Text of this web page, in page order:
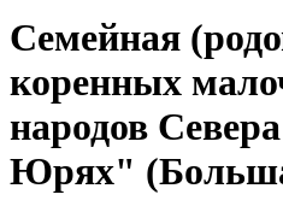
Семейная
коренных
народов
Юрях"